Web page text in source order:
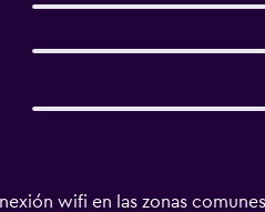
wifi en las zonas